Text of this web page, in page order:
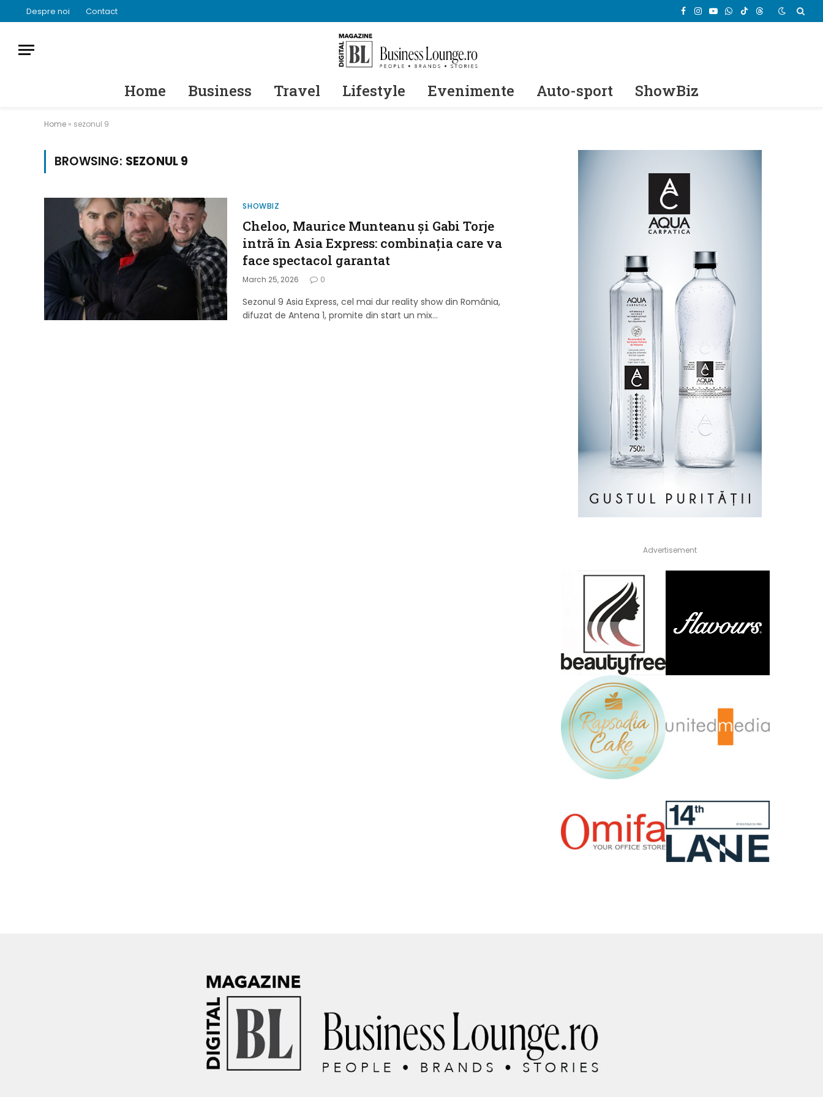
Despre noi Contact Facebook
Instagram
YouTube
WhatsApp
TikTokThreads
Home Business Travel Lifestyle Evenimente Auto-sport ShowBiz
Home » sezonul 9
BROWSING: SEZONUL 9
SHOWBIZ
Cheloo, Maurice Munteanu și Gabi Torje
intră în Asia Express: combinația care va
face spectacol garantat
March 25, 2026 0
Sezonul 9 Asia Express, cel mai dur reality show din România,
difuzat de Antena 1, promite din start un mix…
Advertisement